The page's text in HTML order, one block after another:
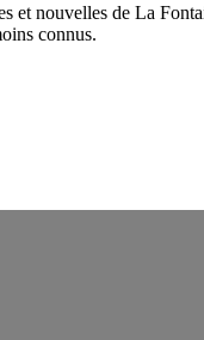
et nouvelles de La
connus.